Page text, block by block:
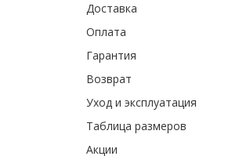
Доставка
Оплата
Гарантия
Возврат
Уход и эксплуатация
Таблица размеров
Акции